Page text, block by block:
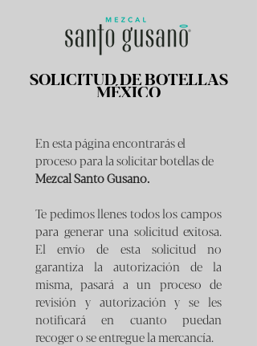
SOLICITUD DE BOTELLAS
MÉXICO
En esta página encontrarás el
Mezcal Santo Gusano.
Te pedimos llenes todos los campos
para generar una solicitud exitosa.
El envío de esta solicitud no
garantiza la autorización de la
misma, pasará a un proceso de
revisión y autorización y se les
notificará en cuanto puedan
recoger o se entregue la mercancía.